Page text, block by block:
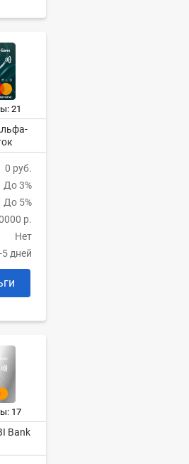
21
0 руб.
До 3%
До 5%
р.
Нет
5 дней
17
Bank